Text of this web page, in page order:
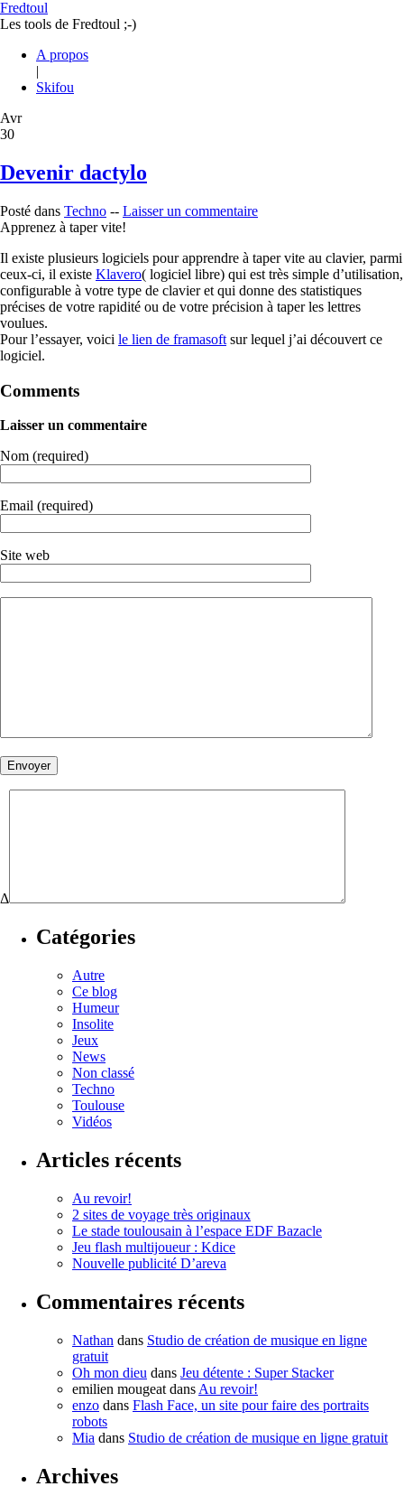
Fredtoul
Les tools de Fredtoul ;-)
A propos
|
Skifou
Avr
30
Devenir dactylo
Posté dans Techno -- Laisser un commentaire
Apprenez à taper vite!
Il existe plusieurs logiciels pour apprendre à taper vite au clavier, parmi
ceux-ci, il existe Klavero( logiciel libre) qui est très simple d’utilisation,
configurable à votre type de clavier et qui donne des statistiques
précises de votre rapidité ou de votre précision à taper les lettres
voulues.
Pour l’essayer, voici le lien de framasoft sur lequel j’ai découvert ce
logiciel.
Comments
Laisser un commentaire
Nom (required)
Email (required)
Site web
Δ
Catégories
Autre
Ce blog
Humeur
Insolite
Jeux
News
Non classé
Techno
Toulouse
Vidéos
Articles récents
Au revoir!
2 sites de voyage très originaux
Le stade toulousain à l’espace EDF Bazacle
Jeu flash multijoueur : Kdice
Nouvelle publicité D’areva
Commentaires récents
Nathan dans Studio de création de musique en ligne
gratuit
Oh mon dieu dans Jeu détente : Super Stacker
emilien mougeat dans Au revoir!
enzo dans Flash Face, un site pour faire des portraits
robots
Mia dans Studio de création de musique en ligne gratuit
Archives